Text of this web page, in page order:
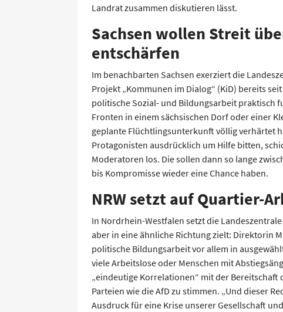
Landrat zusammen diskutieren lässt.
Sachsen wollen Streit
entschärfen
Im benachbarten Sachsen exerziert die
Projekt „Kommunen im Dialog“ (KiD) bereits
politische Sozial- und Bildungsarbeit praktisch
Fronten in einem sächsischen Dorf oder einer
geplante Flüchtlingsunterkunft völlig verhärtet
Protagonisten ausdrücklich um Hilfe bitten,
Moderatoren los. Die sollen dann so lange
bis Kompromisse wieder eine Chance haben.
NRW setzt auf Quartier-
In Nordrhein-Westfalen setzt die
aber in eine ähnliche Richtung zielt: Direktorin
politische Bildungsarbeit vor allem in
viele Arbeitslose oder Menschen mit
„eindeutige Korrelationen“ mit der
Parteien wie die AfD zu stimmen. „Und dieser
Ausdruck für eine Krise unserer Gesellschaft